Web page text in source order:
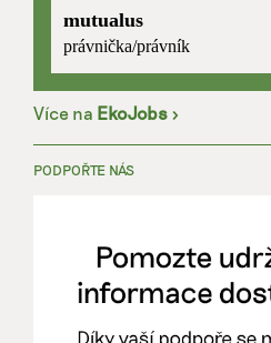
mutualus
právnička/právník
Více na EkoJobs >
PODPOŘTE NÁS